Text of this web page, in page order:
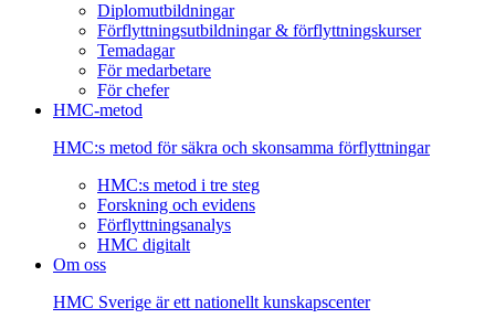
Diplomutbildningar
Förflyttningsutbildningar & förflyttningskurser
Temadagar
För medarbetare
För chefer
HMC-metod
HMC:s metod för säkra och skonsamma förflyttningar
HMC:s metod i tre steg
Forskning och evidens
Förflyttningsanalys
HMC digitalt
Om oss
HMC Sverige är ett nationellt kunskapscenter